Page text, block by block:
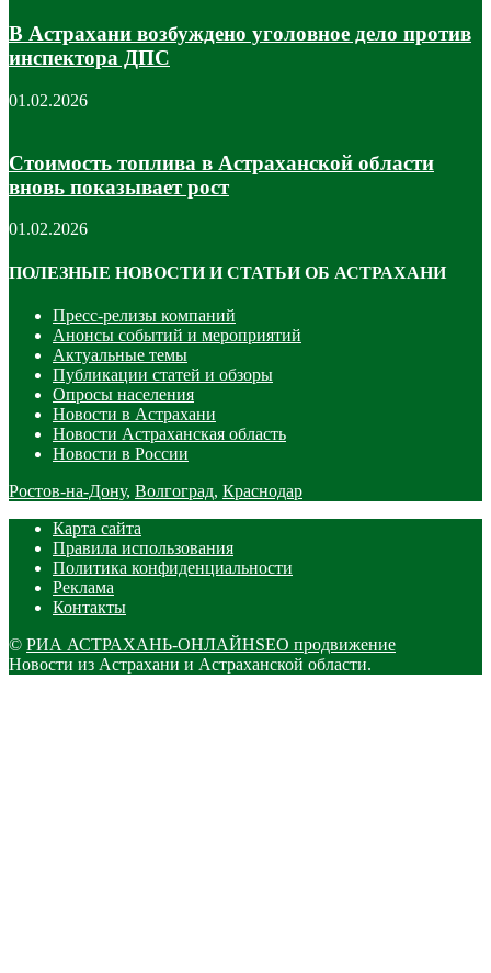
В Астрахани возбуждено уголовное дело против
инспектора ДПС
01.02.2026
Стоимость топлива в Астраханской области
вновь показывает рост
01.02.2026
ПОЛЕЗНЫЕ НОВОСТИ И СТАТЬИ ОБ АСТРАХАНИ
Пресс-релизы компаний
Анонсы событий и мероприятий
Актуальные темы
Публикации статей и обзоры
Опросы населения
Новости в Астрахани
Новости Астраханская область
Новости в России
Ростов-на-Дону, Волгоград, Краснодар
Карта сайта
Правила использования
Политика конфиденциальности
Реклама
Контакты
© РИА АСТРАХАНЬ-ОНЛАЙНSEO продвижение
Новости из Астрахани и Астраханской области.